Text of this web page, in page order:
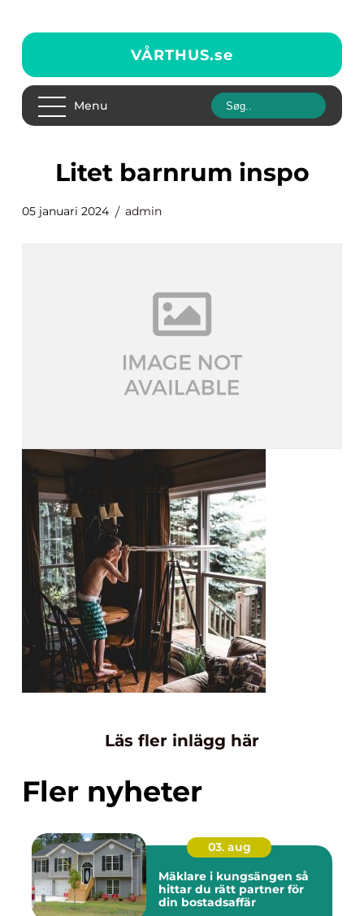
VÅRTHUS.se
Menu
litet barnrum inspo
05 januari 2024 admin
Läs fler inlägg här
Fler nyheter
03. aug
Mäklare i kungsängen så
hittar du rätt partner för
din bostadsaffär